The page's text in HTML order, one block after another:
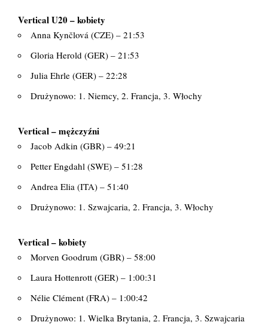
Vertical U20 – kobiety
Anna Kynčlová (CZE) – 21:53
Gloria Herold (GER) – 21:53
Julia Ehrle (GER) – 22:28
Drużynowo: 1. Niemcy, 2. Francja, 3. Włochy
Vertical – mężczyźni
Jacob Adkin (GBR) – 49:21
Petter Engdahl (SWE) – 51:28
Andrea Elia (ITA) – 51:40
Drużynowo: 1. Szwajcaria, 2. Francja, 3. Włochy
Vertical – kobiety
Morven Goodrum (GBR) – 58:00
Laura Hottenrott (GER) – 1:00:31
Nélie Clément (FRA) – 1:00:42
Drużynowo: 1. Wielka Brytania, 2. Francja, 3. Szwajcaria